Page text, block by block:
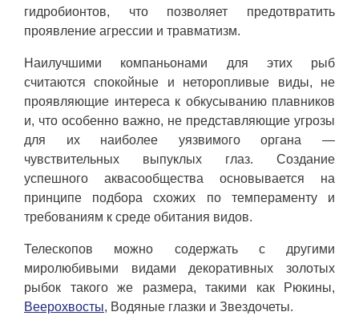
гидробионтов, что позволяет предотвратить
проявление агрессии и травматизм.
Наилучшими компаньонами для этих рыб
считаются спокойные и неторопливые виды, не
проявляющие интереса к обкусыванию плавников
и, что особенно важно, не представляющие угрозы
для их наиболее уязвимого органа —
чувствительных выпуклых глаз. Создание
успешного аквасообщества основывается на
принципе подбора схожих по темпераменту и
требованиям к среде обитания видов.
Телескопов можно содержать с другими
миролюбивыми видами декоративных золотых
рыбок такого же размера, такими как Рюкины,
Веерохвосты, Водяные глазки и Звездочеты.